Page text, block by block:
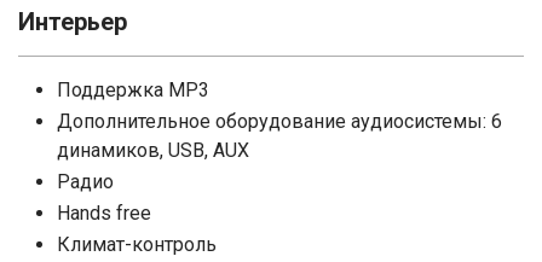
Интерьер
Поддержка MP3
Дополнительное оборудование аудиосистемы: 6
динамиков, USB, AUX
Радио
Hands free
Климат-контроль